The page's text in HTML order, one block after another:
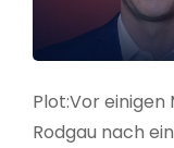
Plot:Vor
Rodgau nach